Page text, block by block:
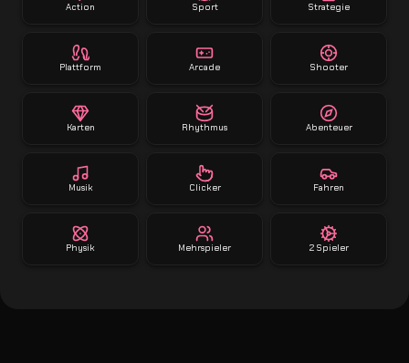
Action Sport Strategie
Plattform Arcade Shooter
Karten Rhythmus Abenteuer
Musik Clicker Fahren
Physik Mehrspieler 2 Spieler